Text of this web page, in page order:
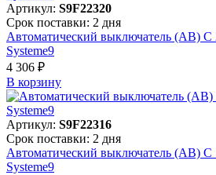
Артикул: S9F22320
Срок поставки: 2 дня
Автоматический выключатель (АВ) C
Systeme9
4 306 ₽
В корзинy
Артикул: S9F22316
Срок поставки: 2 дня
Автоматический выключатель (АВ) C
Systeme9